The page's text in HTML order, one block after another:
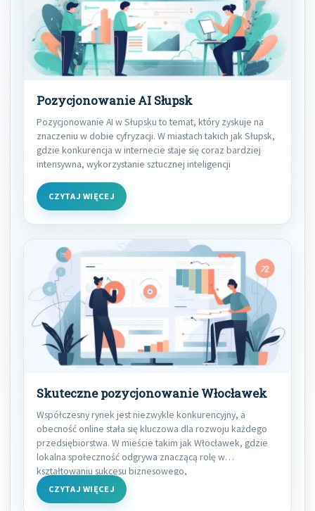
Pozycjonowanie AI Słupsk
Pozycjonowanie AI w Słupsku to temat, który zyskuje na
znaczeniu w dobie cyfryzacji. W miastach takich jak Słupsk,
gdzie konkurencja w internecie staje się coraz bardziej
intensywna, wykorzystanie sztucznej inteligencji
CZYTAJ WIĘCEJ
Skuteczne pozycjonowanie Włocławek
Współczesny rynek jest niezwykle konkurencyjny, a
obecność online stała się kluczowa dla rozwoju każdego
przedsiębiorstwa. W mieście takim jak Włocławek, gdzie
lokalna społeczność odgrywa znaczącą rolę w
kształtowaniu sukcesu biznesowego,
CZYTAJ WIĘCEJ